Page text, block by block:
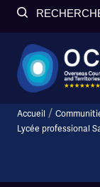
Accueil /
Lycée professional